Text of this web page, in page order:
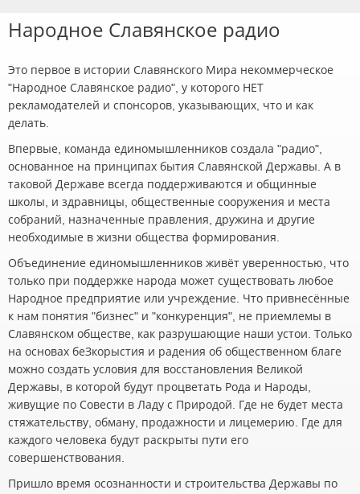
Народное Славянское радио
Это первое в истории Славянского Мира некоммерческое
"Народное Славянское радио", у которого НЕТ
рекламодателей и спонсоров, указывающих, что и как
делать.
Впервые, команда единомышленников создала "радио",
основанное на принципах бытия Славянской Державы. А в
таковой Державе всегда поддерживаются и общинные
школы, и здравницы, общественные сооружения и места
собраний, назначенные правления, дружина и другие
необходимые в жизни общества формирования.
Объединение единомышленников живёт уверенностью, что
только при поддержке народа может существовать любое
Народное предприятие или учреждение. Что привнесённые
к нам понятия "бизнес" и "конкуренция", не приемлемы в
Славянском обществе, как разрушающие наши устои. Только
на основах беЗкорыстия и радения об общественном благе
можно создать условия для восстановления Великой
Державы, в которой будут процветать Рода и Народы,
живущие по Совести в Ладу с Природой. Где не будет места
стяжательству, обману, продажности и лицемерию. Где для
каждого человека будут раскрыты пути его
совершенствования.
Пришло время осознанности и строительства Державы по